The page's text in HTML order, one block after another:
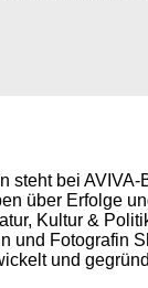
steht bei AVIVA-
über Erfolge
Kultur &
und Fotografin
und